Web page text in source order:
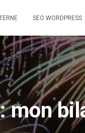
SEO WORDPRESS
mon